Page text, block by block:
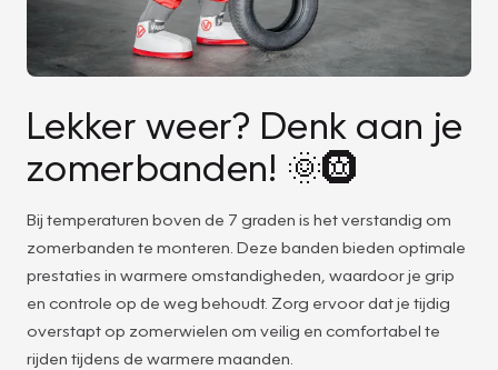
Lekker weer? Denk aan je
zomerbanden! 🌞🛞
Bij temperaturen boven de 7 graden is het verstandig om
zomerbanden te monteren. Deze banden bieden optimale
prestaties in warmere omstandigheden, waardoor je grip
en controle op de weg behoudt. Zorg ervoor dat je tijdig
overstapt op zomerwielen om veilig en comfortabel te
rijden tijdens de warmere maanden.